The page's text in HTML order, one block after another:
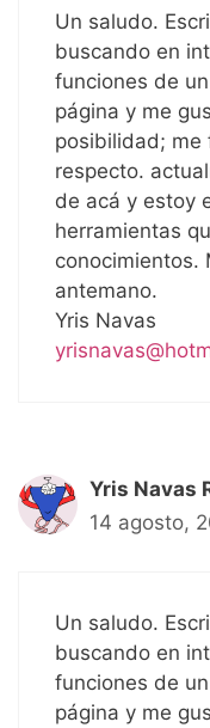
Un saludo.
buscando en
funciones de
página y me
posibilidad; me
respecto.
de acá y estoy
herramientas
conocimientos.
antemano.
Yris Navas
Yris Navas
14 agosto,
Un saludo.
buscando en
funciones de
página y me